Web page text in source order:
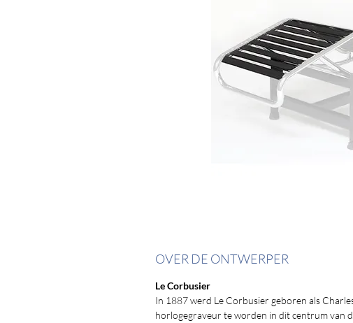
OVER DE ONTWERPER
Le Corbusier
In 1887 werd Le Corbusier geboren als
horlogegraveur te worden in dit centrum van